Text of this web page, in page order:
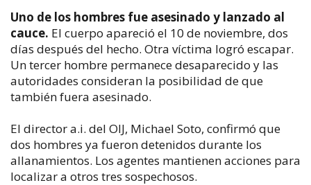
Uno de los hombres fue asesinado y lanzado al
cauce. El cuerpo apareció el 10 de noviembre, dos
días después del hecho. Otra víctima logró escapar.
Un tercer hombre permanece desaparecido y las
autoridades consideran la posibilidad de que
también fuera asesinado.
El director a.i. del OIJ, Michael Soto, confirmó que
dos hombres ya fueron detenidos durante los
allanamientos. Los agentes mantienen acciones para
localizar a otros tres sospechosos.